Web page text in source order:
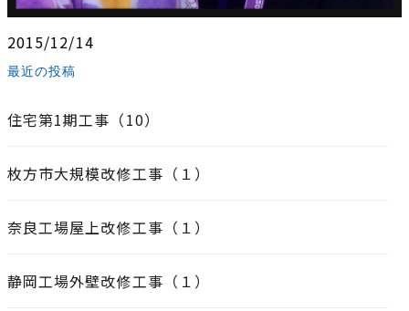
2015/12/14
最近の投稿
住宅第1期工事（10）
枚方市大規模改修工事（１）
奈良工場屋上改修工事（１）
静岡工場外壁改修工事（１）